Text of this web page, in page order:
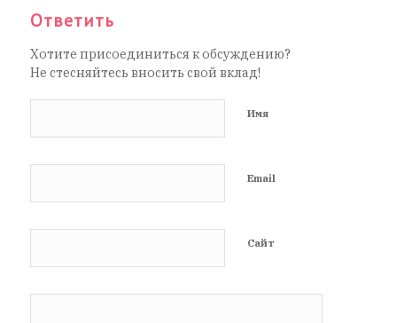
Ответить
Хотите присоединиться к обсуждению?
Не стесняйтесь вносить свой вклад!
Имя
Email
Сайт